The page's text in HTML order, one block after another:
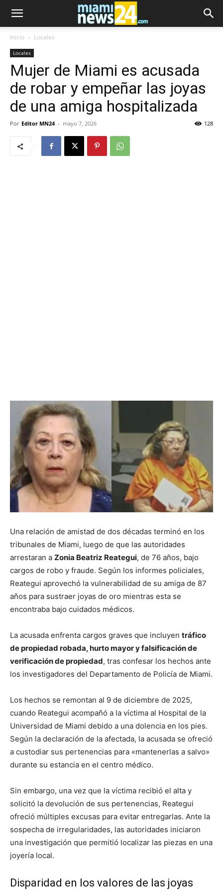
Inicio Locales
Locales
Mujer de Miami es acusada
de robar y empeñar las joyas
de una amiga hospitalizada
Por Editor MN24 - mayo 7, 2026 128
Una relación de amistad de dos décadas terminó en los
tribunales de Miami, luego de que las autoridades
arrestaran a Zonia Beatriz Reategui, de 76 años, bajo
cargos de robo y fraude. Según los informes policiales,
Reategui aprovechó la vulnerabilidad de su amiga de 87
años para sustraer joyas de oro mientras esta se
encontraba bajo cuidados médicos.
La acusada enfrenta cargos graves que incluyen tráfico
de propiedad robada, hurto mayor y falsificación de
verificación de propiedad, tras confesar los hechos ante
los investigadores del Departamento de Policía de Miami.
Los hechos se remontan al 9 de diciembre de 2025,
cuando Reategui acompañó a la víctima al Hospital de la
Universidad de Miami debido a una dolencia en los pies.
Según la declaración de la afectada, la acusada se ofreció
a custodiar sus pertenencias para «mantenerlas a salvo»
durante su estancia en el centro médico.
Sin embargo, una vez que la víctima recibió el alta y
solicitó la devolución de sus pertenencias, Reategui
ofreció múltiples excusas para evitar entregarlas. Ante la
sospecha de irregularidades, las autoridades iniciaron
una investigación que permitió localizar las piezas en una
joyería local.
Disparidad en los valores de las joyas